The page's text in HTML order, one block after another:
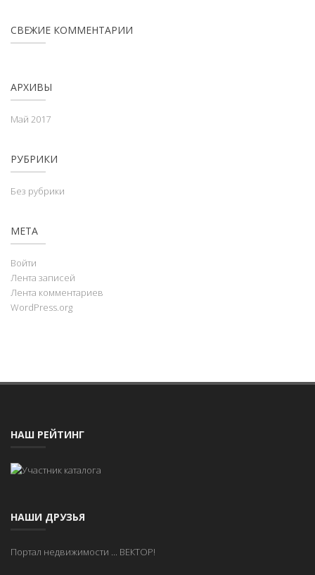
СВЕЖИЕ КОММЕНТАРИИ
АРХИВЫ
Май 2017
РУБРИКИ
Без рубрики
МЕТА
Войти
Лента записей
Лента комментариев
WordPress.org
НАШ РЕЙТИНГ
НАШИ ДРУЗЬЯ
Портал недвижимости ... ВЕКТОР!